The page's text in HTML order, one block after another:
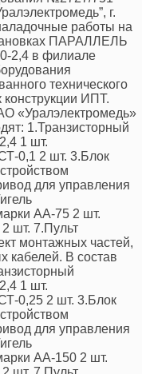
г.
работы на
ПАРАЛЛЕЛЬ
2,4 в филиале
технического
конструкции ИПТ.
«Уралэлектромедь»
1.Транзисторный
1 шт.
0,1 2 шт. 3.Блок
для управления
АА-75 2 шт.
шт. 7.Пульт
монтажных частей,
кабелей. В состав
1 шт.
0,25 2 шт. 3.Блок
для управления
АА-150 2 шт.